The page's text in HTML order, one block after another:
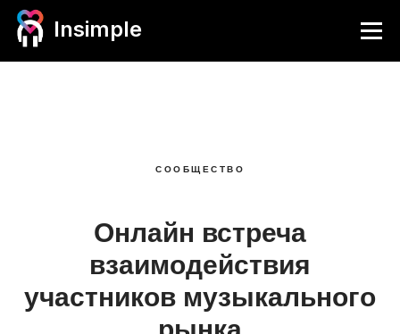
Insimple
СООБЩЕСТВО
Онлайн встреча
взаимодействия
участников музыкального